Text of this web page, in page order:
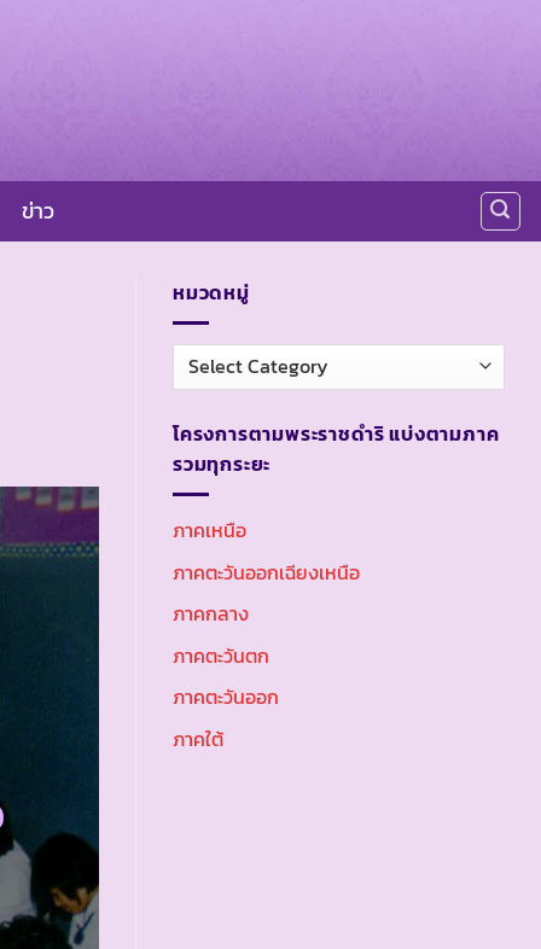
ข่าว
หมวดหมู่
หมวด
หมู่
โครงการตามพระราชดำริ แบ่งตามภาค
รวมทุกระยะ
ภาคเหนือ
ภาคตะวันออกเฉียงเหนือ
ภาคกลาง
ภาคตะวันตก
ภาคตะวันออก
ภาคใต้